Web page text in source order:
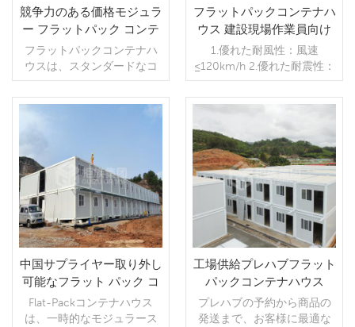
競争力のある価格モジュラ
ー フラットパック コンテ
ナー ハウス中国サプライ
ヤー
フラットパックコンテナハ
ウスは、スタンダードなコ
ンテナを基本ユニットと
し、積み木のように縦にも
横にも自由に組み合わせら
柔軟な空間レイアウトとプ
レハブ機能を備え、利用機
能や応用分野の多様化を実
現しています。
フラットパックコンテナハ
ウス 建設現場作業員向け
仮設寮
1.優れた耐風性：風速
≤120km/h 2.優れた耐震性：
グレード8 3.耐温度
性：-25℃～50℃ 4.寿命：15
続きを読む
中国サプライヤー取り外し
可能なフラット パック コ
ンテナー ハウス ポータブ
ル倉庫オフィス
Flat-Packコンテナハウス
は、一時的なモジュラース
工場供給プレハブフラット
パックコンテナハウス
プレハブの予約から商品の
発送まで、お客様に最適な